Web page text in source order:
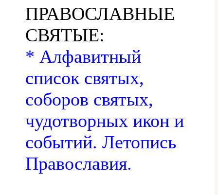
ПРАВОСЛАВНЫЕ
СВЯТЫЕ:
* Алфавитный
список святых,
соборов святых,
чудотворных икон и
событий. Летопись
Православия.